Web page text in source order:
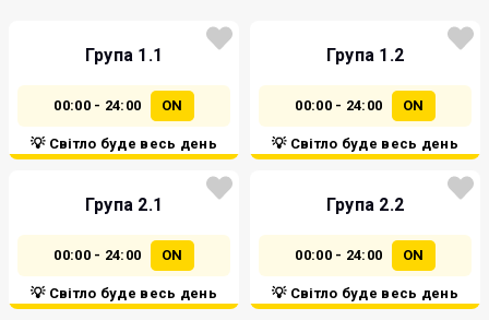
Група 1.1
00:00 - 24:00 ON
💡 Світло буде весь день
Група 1.2
00:00 - 24:00 ON
💡 Світло буде весь день
Група 2.1
00:00 - 24:00 ON
💡 Світло буде весь день
Група 2.2
00:00 - 24:00 ON
💡 Світло буде весь день